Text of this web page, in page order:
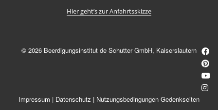
Hier geht’s zur Anfahrtsskizze
© 2026 Beerdigungsinstitut de Schutter GmbH, Kaiserslautern
Impressum | Datenschutz | Nutzungsbedingungen Gedenkseiten